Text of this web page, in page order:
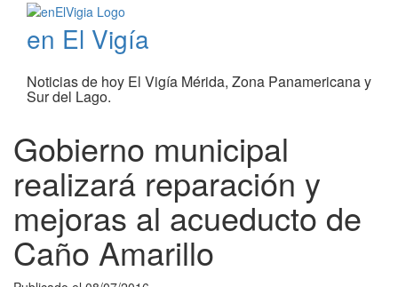
en El Vigía
Noticias de hoy El Vigía Mérida, Zona Panamericana y
Sur del Lago.
Gobierno municipal
realizará reparación y
mejoras al acueducto de
Caño Amarillo